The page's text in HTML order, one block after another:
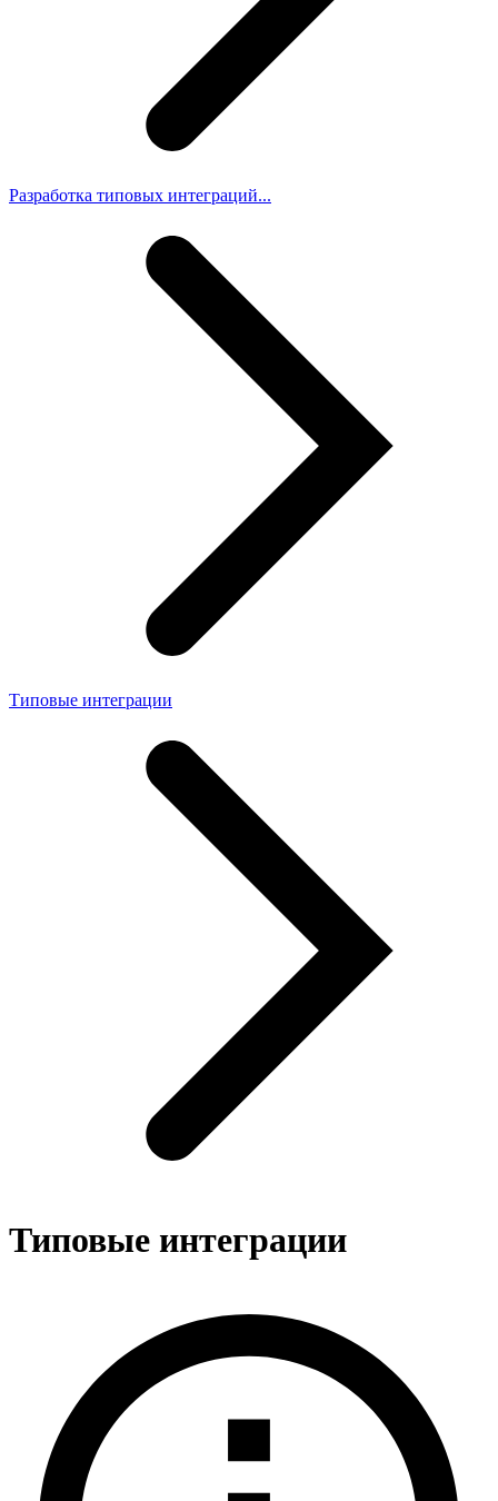
Разработка типовых интеграций...
Типовые интеграции
Типовые интеграции